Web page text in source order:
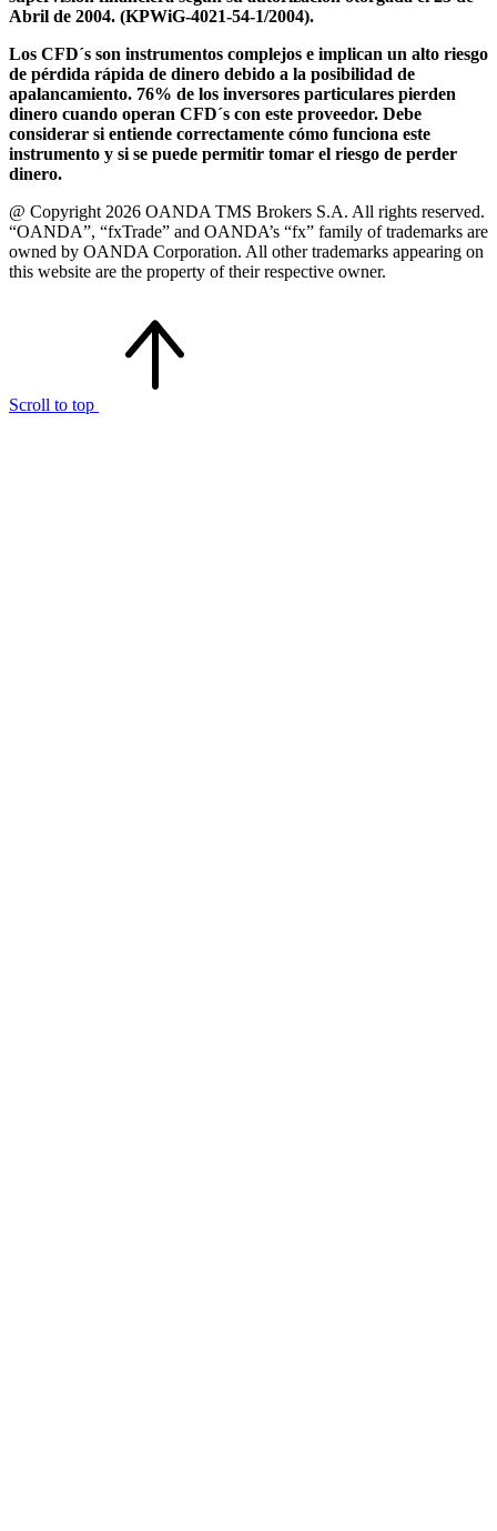
Abril de 2004. (KPWiG-4021-54-1/2004).
Los CFD´s son instrumentos complejos e implican un alto riesgo
de pérdida rápida de dinero debido a la posibilidad de
apalancamiento. 76% de los inversores particulares pierden
dinero cuando operan CFD´s con este proveedor. Debe
considerar si entiende correctamente cómo funciona este
instrumento y si se puede permitir tomar el riesgo de perder
dinero.
@ Copyright 2026 OANDA TMS Brokers S.A. All rights reserved.
“OANDA”, “fxTrade” and OANDA’s “fx” family of trademarks are
owned by OANDA Corporation. All other trademarks appearing on
this website are the property of their respective owner.
Scroll to top